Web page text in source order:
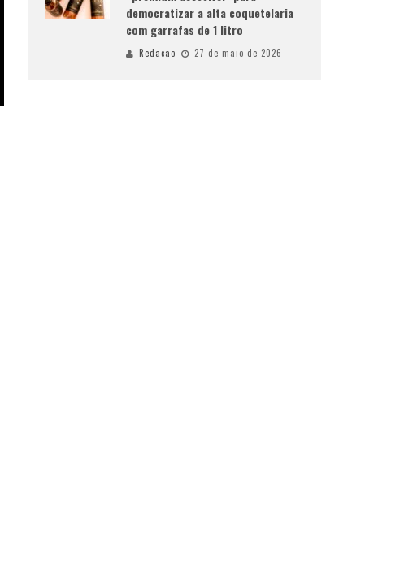
democratizar a alta coquetelaria
com garrafas de 1 litro
Redacao 27 de maio de 2026